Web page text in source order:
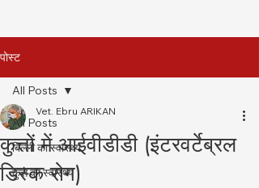
पोस्ट
All Posts
बिल्ली का स्वास्थ्य
कुत्ते का स्वास्थ्य
All Posts
कुत्तों में आईवीडीडी (इंटरवर्टेब्रल
डिस्क रोग)
Vet. Ebru ARIKAN